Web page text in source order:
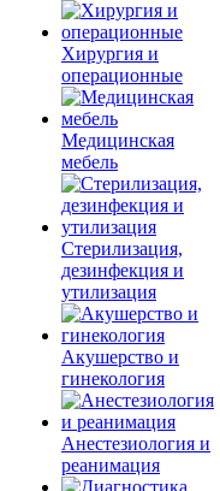
Хирургия и
операционные
Медицинская
мебель
Стерилизация,
дезинфекция и
утилизация
Акушерство и
гинекология
Анестезиология и
реанимация